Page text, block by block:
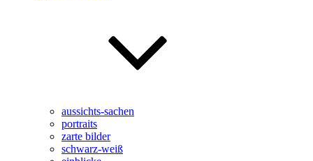
aussichts-sachen
portraits
zarte bilder
schwarz-weiß